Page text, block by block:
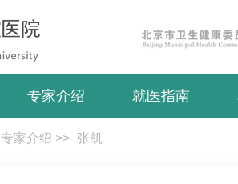
专家介绍 就医指南
专家介绍 >> 张凯